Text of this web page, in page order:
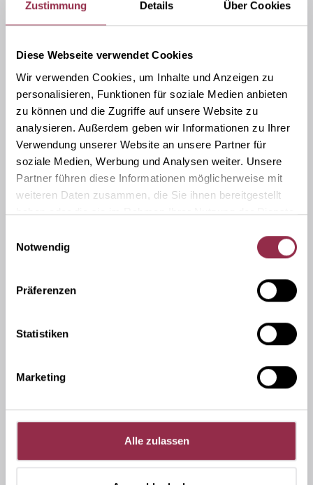
Zustimmung Details Über Cookies
Diese Webseite verwendet Cookies
Wir verwenden Cookies, um Inhalte und Anzeigen zu
personalisieren, Funktionen für soziale Medien anbieten
zu können und die Zugriffe auf unsere Website zu
analysieren. Außerdem geben wir Informationen zu Ihrer
Verwendung unserer Website an unsere Partner für
soziale Medien, Werbung und Analysen weiter. Unsere
Partner führen diese Informationen möglicherweise mit
weiteren Daten zusammen, die Sie ihnen bereitgestellt
haben oder die sie im Rahmen Ihrer Nutzung der Dienste
Notwendig
Präferenzen
Statistiken
Marketing
Alle zulassen
Ich stimme der Datenschutzerklärung zu.*